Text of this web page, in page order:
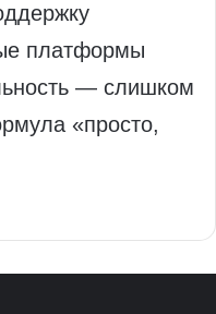
платформы
— слишком
«просто,